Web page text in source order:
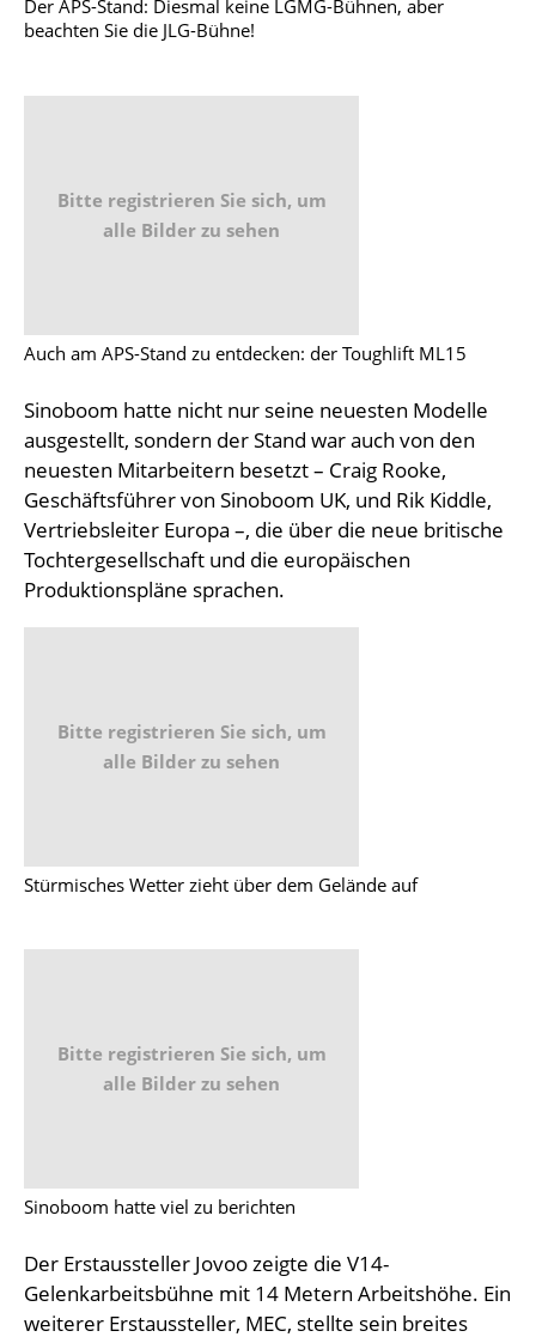
Der APS-Stand: Diesmal keine LGMG-Bühnen, aber
beachten Sie die JLG-Bühne!
Bitte registrieren Sie sich, um
alle Bilder zu sehen
Auch am APS-Stand zu entdecken: der Toughlift ML15
Sinoboom hatte nicht nur seine neuesten Modelle
ausgestellt, sondern der Stand war auch von den
neuesten Mitarbeitern besetzt – Craig Rooke,
Geschäftsführer von Sinoboom UK, und Rik Kiddle,
Vertriebsleiter Europa –, die über die neue britische
Tochtergesellschaft und die europäischen
Produktionspläne sprachen.
Bitte registrieren Sie sich, um
alle Bilder zu sehen
Stürmisches Wetter zieht über dem Gelände auf
Bitte registrieren Sie sich, um
alle Bilder zu sehen
Sinoboom hatte viel zu berichten
Der Erstaussteller Jovoo zeigte die V14-
Gelenkarbeitsbühne mit 14 Metern Arbeitshöhe. Ein
weiterer Erstaussteller, MEC, stellte sein breites